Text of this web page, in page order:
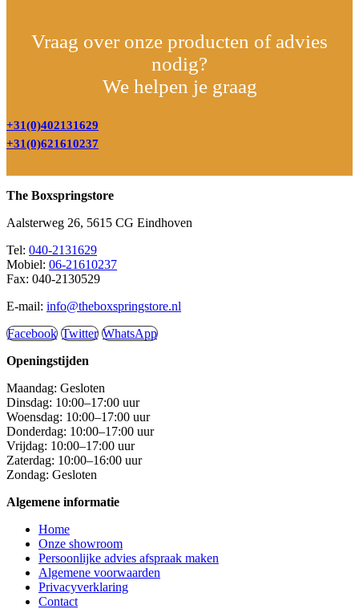
Vraag over onze producten of advies
nodig?
We helpen je graag
+31(0)402131629
+31(0)621610237
The Boxspringstore
Aalsterweg 26, 5615 CG Eindhoven
Tel: 040-2131629
Mobiel: 06-21610237
Fax: 040-2130529
E-mail: info@theboxspringstore.nl
Facebook Twitter WhatsApp
Openingstijden
Maandag: Gesloten
Dinsdag: 10:00–17:00 uur
Woensdag: 10:00–17:00 uur
Donderdag: 10:00–17:00 uur
Vrijdag: 10:00–17:00 uur
Zaterdag: 10:00–16:00 uur
Zondag: Gesloten
Algemene informatie
Home
Onze showroom
Persoonlijke advies afspraak maken
Algemene voorwaarden
Privacyverklaring
Contact